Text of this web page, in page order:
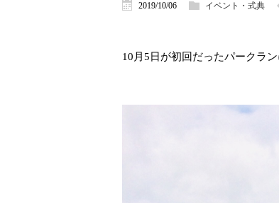
2019/10/06 イベント・式典
10月5日が初回だったパークラ